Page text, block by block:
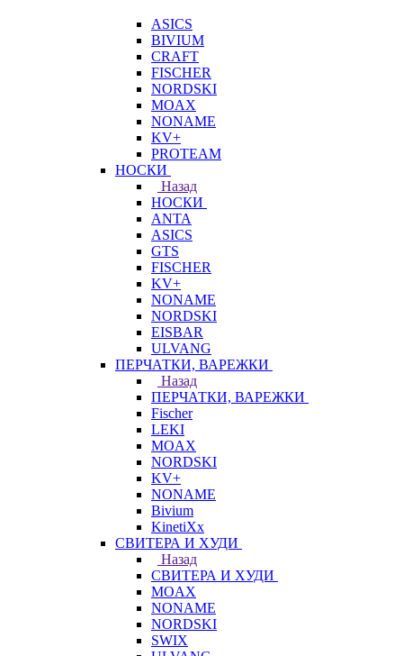
ASICS
BIVIUM
CRAFT
FISCHER
NORDSKI
MOAX
NONAME
KV+
PROTEAM
НОСКИ
Назад
НОСКИ
ANTA
ASICS
GTS
FISCHER
KV+
NONAME
NORDSKI
EISBAR
ULVANG
ПЕРЧАТКИ, ВАРЕЖКИ
Назад
ПЕРЧАТКИ, ВАРЕЖКИ
Fischer
LEKI
MOAX
NORDSKI
KV+
NONAME
Bivium
KinetiXx
СВИТЕРА И ХУДИ
Назад
СВИТЕРА И ХУДИ
MOAX
NONAME
NORDSKI
SWIX